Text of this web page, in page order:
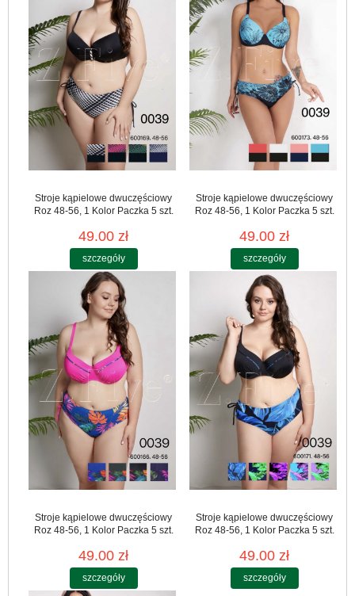
Stroje kąpielowe dwuczęściowy
Roz 48-56, 1 Kolor Paczka 5 szt.
49.00 zł
szczegóły
Stroje kąpielowe dwuczęściowy
Roz 48-56, 1 Kolor Paczka 5 szt.
49.00 zł
szczegóły
Stroje kąpielowe dwuczęściowy
Roz 48-56, 1 Kolor Paczka 5 szt.
49.00 zł
szczegóły
Stroje kąpielowe dwuczęściowy
Roz 48-56, 1 Kolor Paczka 5 szt.
49.00 zł
szczegóły